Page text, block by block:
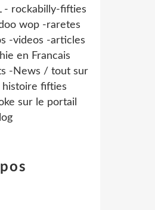
- rockabilly-fifties
wop -raretes
-videos -articles
en Francais
-News / tout sur
histoire fifties
sur le portail